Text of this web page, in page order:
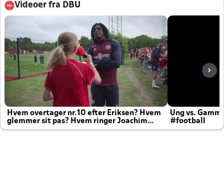
Videoer fra DBU
Hvem overtager nr.10 efter Eriksen? Hvem
glemmer sit pas? Hvem ringer Joachim
altid til efter kampe?
Ung vs.
#football